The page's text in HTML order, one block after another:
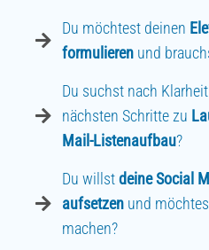
Du möchtest deinen
formulieren und
Du suchst nach
nächsten Schritte zu
Mail-Listenaufbau?
Du willstdeine Social
aufsetzen und
machen?